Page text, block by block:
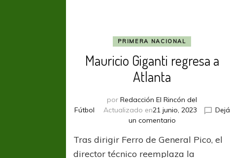
PRIMERA NACIONAL
Mauricio Giganti regresa a
Atlanta
porRedacción El Rincón del
Fútbol
Actualizado en21 junio, 2023
Dejá
un comentarioen
Giganti
regresa
Tras dirigir Ferro de General Pico, el
director técnico reemplaza la